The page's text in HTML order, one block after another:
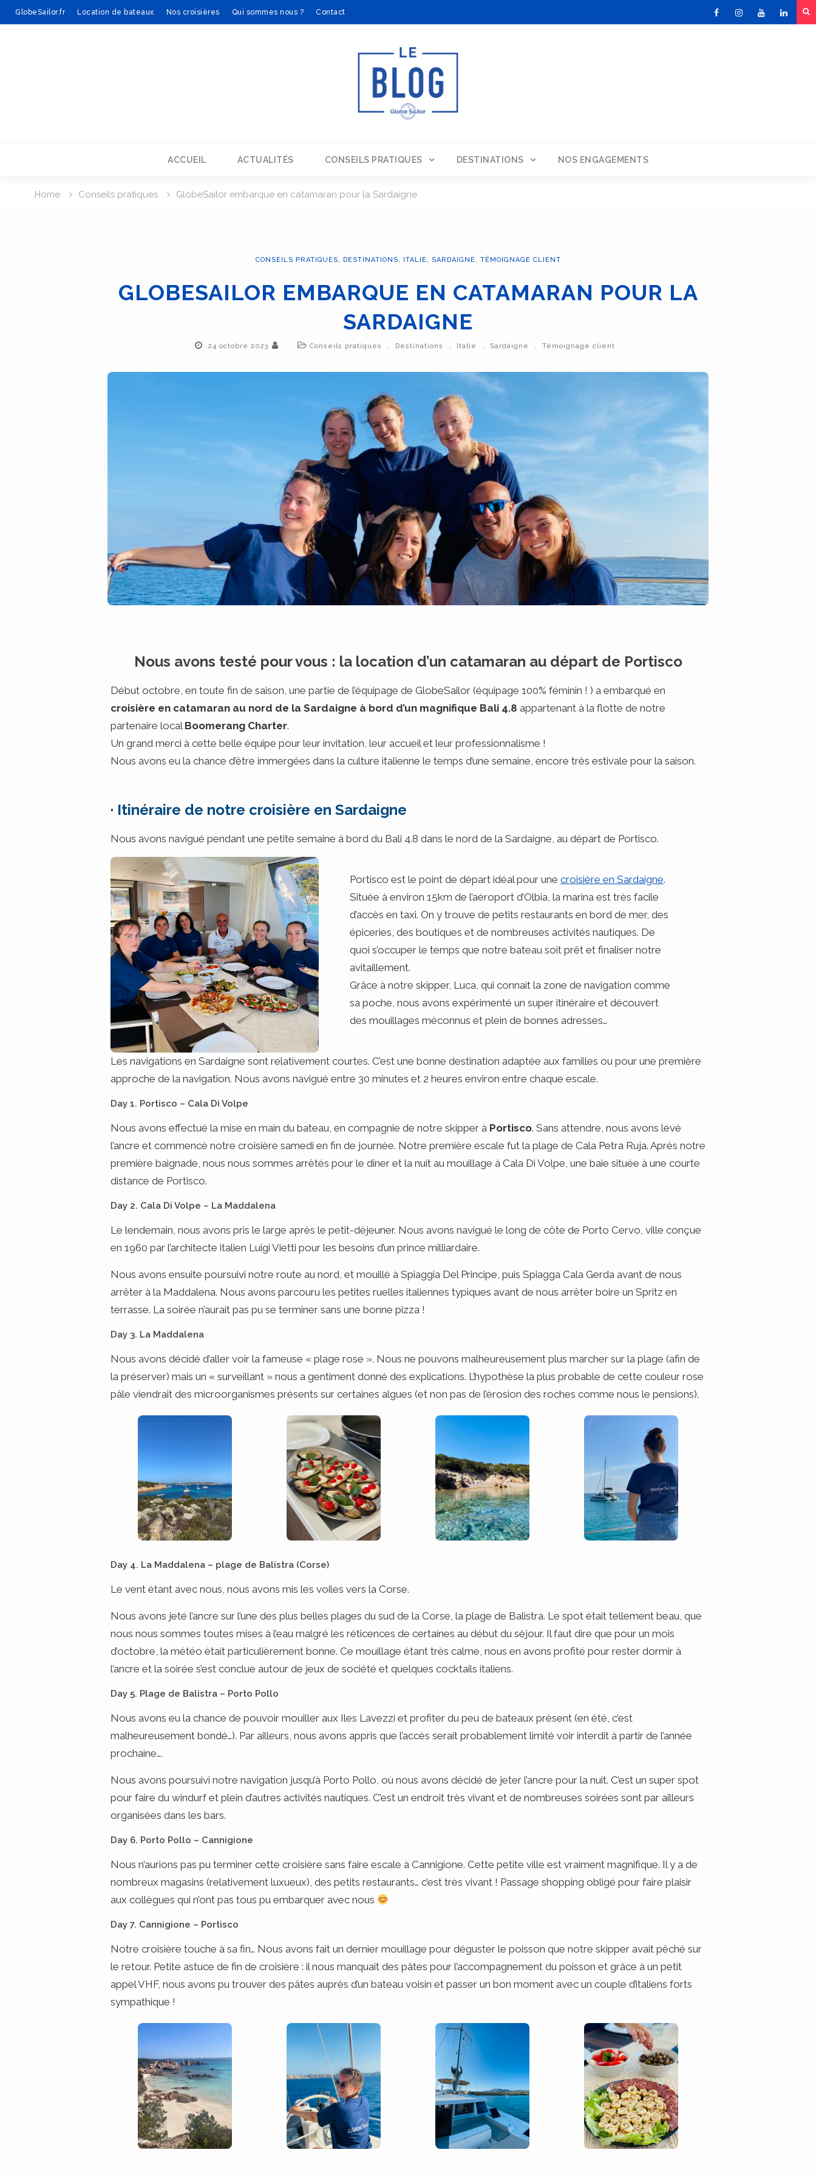
GlobeSailor.fr Location de bateaux Nos croisières Qui sommes nous ? Contact
ACCUEIL ACTUALITÉS CONSEILS PRATIQUES DESTINATIONS NOS ENGAGEMENTS
Home Conseils pratiques GlobeSailor embarque en catamaran pour la Sardaigne
CONSEILS PRATIQUES, DESTINATIONS, ITALIE, SARDAIGNE, TÉMOIGNAGE CLIENT
GLOBESAILOR EMBARQUE EN CATAMARAN POUR LA
SARDAIGNE
24 octobre 2023 Conseils pratiques Destinations Italie Sardaigne Témoignage client
Nous avons testé pour vous : la location d’un catamaran au départ de Portisco
Début octobre, en toute fin de saison, une partie de l’équipage de GlobeSailor (équipage 100% féminin ! ) a embarqué en
croisière en catamaran au nord de la Sardaigne à bord d’un magnifique Bali 4.8 appartenant à la flotte de notre
partenaire local Boomerang Charter.
Un grand merci à cette belle équipe pour leur invitation, leur accueil et leur professionnalisme !
Nous avons eu la chance d’être immergées dans la culture italienne le temps d’une semaine, encore très estivale pour la saison.
· Itinéraire de notre croisière en Sardaigne
Nous avons navigué pendant une petite semaine à bord du Bali 4.8 dans le nord de la Sardaigne, au départ de Portisco.
Portisco est le point de départ idéal pour une croisière en Sardaigne.
Située à environ 15km de l’aéroport d’Olbia, la marina est très facile
d’accès en taxi. On y trouve de petits restaurants en bord de mer, des
épiceries, des boutiques et de nombreuses activités nautiques. De
quoi s’occuper le temps que notre bateau soit prêt et finaliser notre
avitaillement.
Grâce à notre skipper, Luca, qui connait la zone de navigation comme
sa poche, nous avons expérimenté un super itinéraire et découvert
des mouillages méconnus et plein de bonnes adresses…
Les navigations en Sardaigne sont relativement courtes. C’est une bonne destination adaptée aux familles ou pour une première
approche de la navigation. Nous avons navigué entre 30 minutes et 2 heures environ entre chaque escale.
Day 1. Portisco – Cala Di Volpe
Nous avons effectué la mise en main du bateau, en compagnie de notre skipper à Portisco. Sans attendre, nous avons levé
l’ancre et commencé notre croisière samedi en fin de journée. Notre première escale fut la plage de Cala Petra Ruja. Après notre
première baignade, nous nous sommes arrêtés pour le dîner et la nuit au mouillage à Cala Di Volpe, une baie située à une courte
distance de Portisco.
Day 2. Cala Di Volpe – La Maddalena
Le lendemain, nous avons pris le large après le petit-déjeuner. Nous avons navigué le long de côte de Porto Cervo, ville conçue
en 1960 par l’architecte italien Luigi Vietti pour les besoins d’un prince milliardaire.
Nous avons ensuite poursuivi notre route au nord, et mouillé à Spiaggia Del Principe, puis Spiagga Cala Gerda avant de nous
arrêter à la Maddalena. Nous avons parcouru les petites ruelles italiennes typiques avant de nous arrêter boire un Spritz en
terrasse. La soirée n’aurait pas pu se terminer sans une bonne pizza !
Day 3. La Maddalena
Nous avons décidé d’aller voir la fameuse « plage rose ». Nous ne pouvons malheureusement plus marcher sur la plage (afin de
la préserver) mais un « surveillant » nous a gentiment donné des explications. L’hypothèse la plus probable de cette couleur rose
pâle viendrait des microorganismes présents sur certaines algues (et non pas de l’érosion des roches comme nous le pensions).
Day 4. La Maddalena – plage de Balistra (Corse)
Le vent étant avec nous, nous avons mis les voiles vers la Corse.
Nous avons jeté l’ancre sur l’une des plus belles plages du sud de la Corse, la plage de Balistra. Le spot était tellement beau, que
nous nous sommes toutes mises à l’eau malgré les réticences de certaines au début du séjour. Il faut dire que pour un mois
d’octobre, la météo était particulièrement bonne. Ce mouillage étant très calme, nous en avons profité pour rester dormir à
l’ancre et la soirée s’est conclue autour de jeux de société et quelques cocktails italiens.
Day 5. Plage de Balistra – Porto Pollo
Nous avons eu la chance de pouvoir mouiller aux Iles Lavezzi et profiter du peu de bateaux présent (en été, c’est
malheureusement bondé…). Par ailleurs, nous avons appris que l’accès serait probablement limité voir interdit à partir de l’année
prochaine….
Nous avons poursuivi notre navigation jusqu’à Porto Pollo, où nous avons décidé de jeter l’ancre pour la nuit. C’est un super spot
pour faire du windurf et plein d’autres activités nautiques. C’est un endroit très vivant et de nombreuses soirées sont par ailleurs
organisées dans les bars.
Day 6. Porto Pollo – Cannigione
Nous n’aurions pas pu terminer cette croisière sans faire escale à Cannigione. Cette petite ville est vraiment magnifique. Il y a de
nombreux magasins (relativement luxueux), des petits restaurants… c’est très vivant ! Passage shopping obligé pour faire plaisir
aux collègues qui n’ont pas tous pu embarquer avec nous
Day 7. Cannigione – Portisco
Notre croisière touche à sa fin… Nous avons fait un dernier mouillage pour déguster le poisson que notre skipper avait pêché sur
le retour. Petite astuce de fin de croisière : il nous manquait des pâtes pour l’accompagnement du poisson et grâce à un petit
appel VHF, nous avons pu trouver des pâtes auprès d’un bateau voisin et passer un bon moment avec un couple d’italiens forts
sympathique !